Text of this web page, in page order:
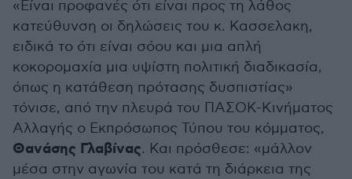
«Είναι προφανές ότι είναι προς τη λάθος
κατεύθυνση οι δηλώσεις του κ. Κασσελακη,
ειδικά το ότι είναι σόου και μια απλή
κοκορομαχία μια υψίστη πολιτική διαδικασία,
όπως η κατάθεση πρότασης δυσπιστίας»
τόνισε, από την πλευρά του ΠΑΣΟΚ-Κινήματος
Αλλαγής ο Εκπρόσωπος Τύπου του κόμματος,
Θανάσης Γλαβίνας. Και πρόσθεσε: «μάλλον
μέσα στην αγωνία του κατά τη διάρκεια της